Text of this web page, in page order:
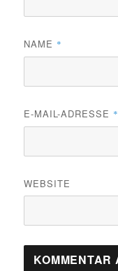
NAME *
E-MAIL-ADRESSE *
WEBSITE